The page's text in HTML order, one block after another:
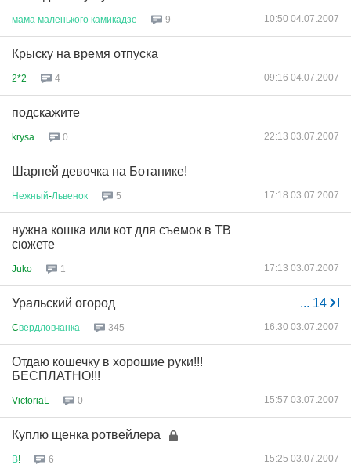
мама маленького камикадзе 9 10:50 04.07.2007
Крыску на время отпуска
2*2 4 09:16 04.07.2007
подскажите
krysa 0 22:13 03.07.2007
Шарпей девочка на Ботанике!
Нежный-Львенок 5 17:18 03.07.2007
нужна кошка или кот для съемок в ТВ
сюжете
Juko 1 17:13 03.07.2007
... 14
Уральский огород
Cвердловчанка 345 16:30 03.07.2007
Отдаю кошечку в хорошие руки!!!
БЕСПЛАТНО!!!
VictoriaL 0 15:57 03.07.2007
Куплю щенка ротвейлера
В! 6 15:25 03.07.2007